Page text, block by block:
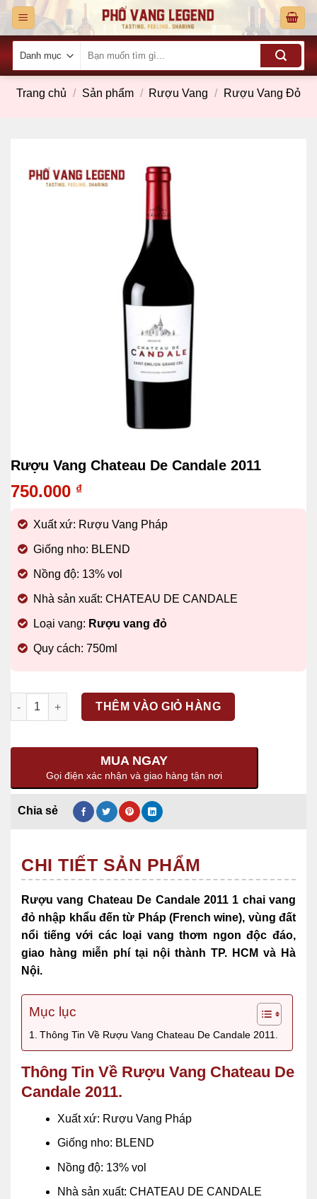
Skip
content
kiếm:
Trang chủ / Sản phẩm / Rượu Vang / Rượu Vang Đỏ
Rượu Vang Chateau De Candale 2011
750.000 ₫
Xuất xứ: Rượu Vang Pháp
Giống nho: BLEND
Nồng độ: 13% vol
Nhà sản xuất: CHATEAU DE CANDALE
Loại vang: Rượu vang đỏ
Quy cách: 750ml
Số lượng
THÊM VÀO GIỎ HÀNG
MUA NGAY
Gọi điện xác nhận và giao hàng tận nơi
CHI TIẾT SẢN PHẨM
Rượu vang Chateau De Candale 2011 1 chai vang
đỏ nhập khẩu đến từ Pháp (French wine), vùng đất
nổi tiếng với các loại vang thơm ngon độc đáo,
giao hàng miễn phí tại nội thành TP. HCM và Hà
Nội.
Mục lục
Thông Tin Về Rượu Vang Chateau De Candale 2011.
Thông Tin Về Rượu Vang Chateau De
Candale 2011.
Xuất xứ: Rượu Vang Pháp
Giống nho: BLEND
Nồng độ: 13% vol
Nhà sản xuất: CHATEAU DE CANDALE